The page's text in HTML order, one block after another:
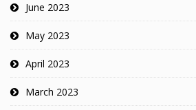
June 2023
May 2023
April 2023
March 2023